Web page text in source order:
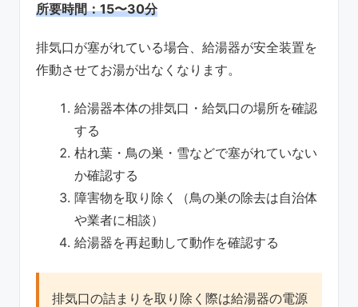
所要時間：15〜30分
排気口が塞がれている場合、給湯器が安全装置を
作動させてお湯が出なくなります。
給湯器本体の排気口・給気口の場所を確認
する
枯れ葉・鳥の巣・雪などで塞がれていない
か確認する
障害物を取り除く（鳥の巣の除去は自治体
や業者に相談）
給湯器を再起動して動作を確認する
排気口の詰まりを取り除く際は給湯器の電源